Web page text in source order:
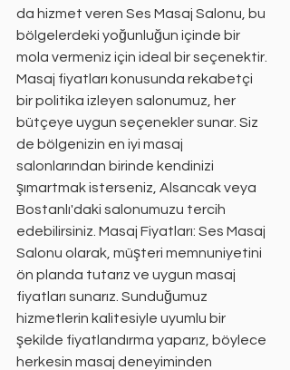
da hizmet veren Ses Masaj Salonu, bu
bölgelerdeki yoğunluğun içinde bir
mola vermeniz için ideal bir seçenektir.
Masaj fiyatları konusunda rekabetçi
bir politika izleyen salonumuz, her
bütçeye uygun seçenekler sunar. Siz
de bölgenizin en iyi masaj
salonlarından birinde kendinizi
şımartmak isterseniz, Alsancak veya
Bostanlı'daki salonumuzu tercih
edebilirsiniz. Masaj Fiyatları: Ses Masaj
Salonu olarak, müşteri memnuniyetini
ön planda tutarız ve uygun masaj
fiyatları sunarız. Sunduğumuz
hizmetlerin kalitesiyle uyumlu bir
şekilde fiyatlandırma yaparız, böylece
herkesin masaj deneyiminden